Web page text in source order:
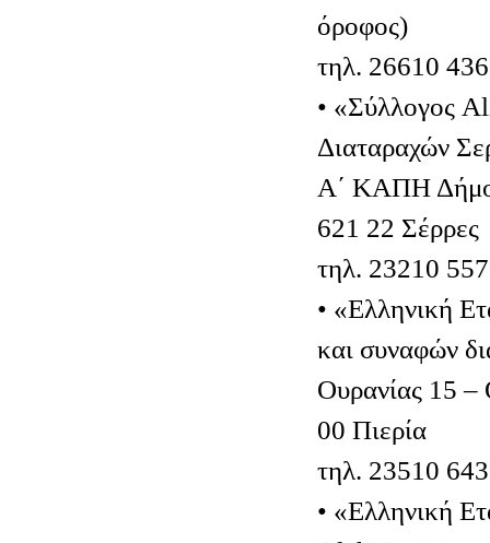
όροφος)
τηλ. 26610
• «Σύλλογος
Διαταραχών
Α΄ ΚΑΠΗ
621 22 Σέρρες
τηλ. 23210
• «Ελληνική
και συναφών
Ουρανίας 15
00 Πιερία
τηλ. 23510
• «Ελληνική